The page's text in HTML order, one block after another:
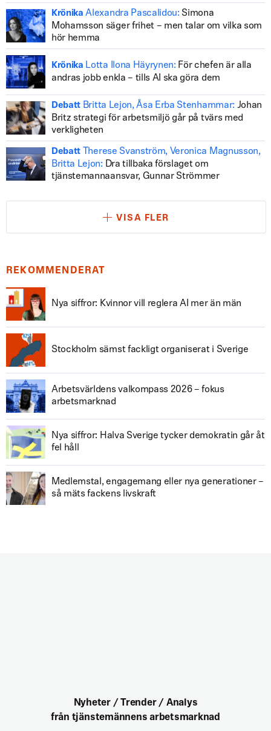
Krönika Alexandra Pascalidou: Simona
Mohamsson säger frihet – men talar om vilka som
hör hemma
Krönika Lotta Ilona Häyrynen: För chefen är alla
andras jobb enkla – tills AI ska göra dem
Debatt Britta Lejon, Åsa Erba Stenhammar: Johan
Britz strategi för arbetsmiljö går på tvärs med
verkligheten
Debatt
Therese Svanström, Veronica Magnusson,
Britta Lejon: Dra tillbaka förslaget om
tjänstemannaansvar, Gunnar Strömmer
VISA FLER
REKOMMENDERAT
Nya siffror: Kvinnor vill reglera AI mer än män
Stockholm sämst fackligt organiserat i Sverige
Arbetsvärldens valkompass 2026 – fokus
arbetsmarknad
Nya siffror: Halva Sverige tycker demokratin går åt
fel håll
Medlemstal, engagemang eller nya generationer –
så mäts fackens livskraft
Nyheter / Trender / Analys
från tjänstemännens arbetsmarknad